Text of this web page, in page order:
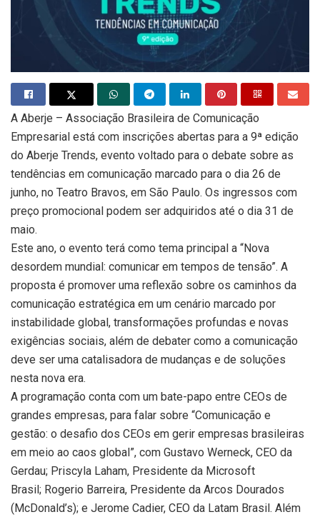
A Aberje – Associação Brasileira de Comunicação
Empresarial está com inscrições abertas para a 9ª edição
do Aberje Trends, evento voltado para o debate sobre as
tendências em comunicação marcado para o dia 26 de
junho, no Teatro Bravos, em São Paulo. Os ingressos com
preço promocional podem ser adquiridos até o dia 31 de
maio.
Este ano, o evento terá como tema principal a “Nova
desordem mundial: comunicar em tempos de tensão”. A
proposta é promover uma reflexão sobre os caminhos da
comunicação estratégica em um cenário marcado por
instabilidade global, transformações profundas e novas
exigências sociais, além de debater como a comunicação
deve ser uma catalisadora de mudanças e de soluções
nesta nova era.
A programação conta com um bate-papo entre CEOs de
grandes empresas, para falar sobre “Comunicação e
gestão: o desafio dos CEOs em gerir empresas brasileiras
em meio ao caos global”, com Gustavo Werneck, CEO da
Gerdau; Priscyla Laham, Presidente da Microsoft
Brasil; Rogerio Barreira, Presidente da Arcos Dourados
(McDonald’s); e Jerome Cadier, CEO da Latam Brasil. Além